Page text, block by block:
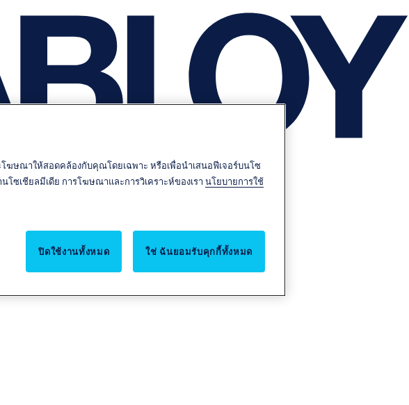
ฆษณาให้สอดคล้องกับคุณโดยเฉพาะ หรือเพื่อนำเสนอฟีเจอร์บนโซ
ซเชียลมีเดีย การโฆษณาและการวิเคราะห์ของเรา นโยบายการใช้
ปิดใช้งานทั้งหมด ใช่ ฉันยอมรับคุกกี้ทั้งหมด